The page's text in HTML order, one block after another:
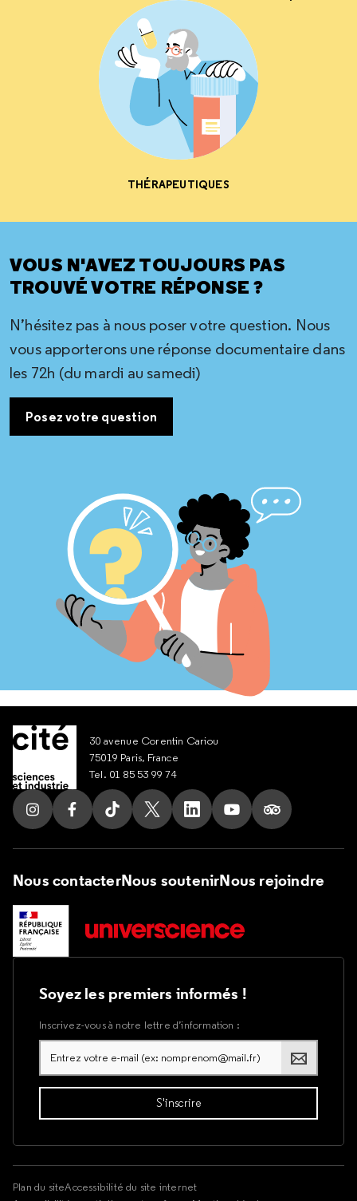
THÉRAPEUTIQUES
VOUS N'AVEZ TOUJOURS PAS
TROUVÉ VOTRE RÉPONSE ?
N’hésitez pas à nous poser votre question. Nous
vous apporterons une réponse documentaire dans
les 72h (du mardi au samedi)
Posez votre question
30 avenue Corentin Cariou
75019 Paris, France
Tel. 01 85 53 99 74
Suivez nous sur Instagram
Suivez nous sur Facebook
Suivez nous sur Tik Tok
Suivez nous sur X
Suivez nous sur LinkedIn
Suivez nous sur
Suivez nous
Nous contacterNous soutenirNous rejoindre
Soyez les premiers informés !
Inscrivez-vous à notre lettre d’information :
Plan du siteAccessibilité du site internet